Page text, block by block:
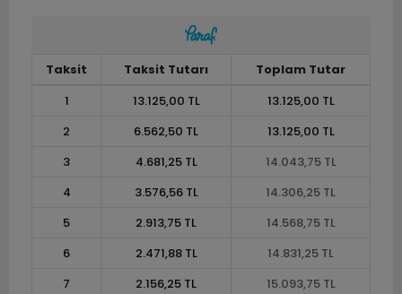
Taksit Taksit Tutarı
Toplam Tutar
1
13.125,00 TL
13.125,00 TL
2
6.562,50 TL
13.125,00 TL
3
4.681,25 TL
14.043,75 TL
4
3.576,56 TL
14.306,25 TL
5
2.913,75 TL
14.568,75 TL
6
2.471,88 TL
14.831,25 TL
7
2.156,25 TL
15.093,75 TL